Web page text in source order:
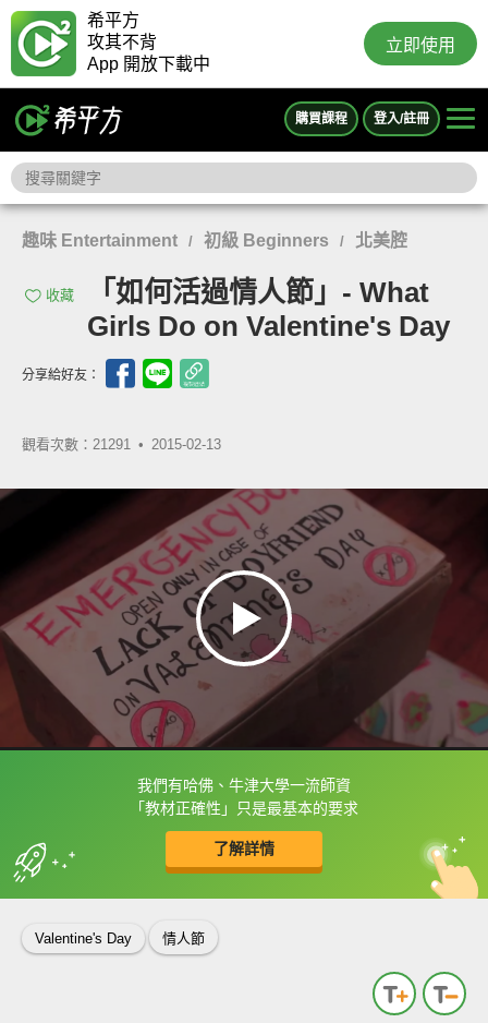
希平方
攻其不背
App 開放下載中
立即使用
購買課程 登入/註冊
趣味 Entertainment / 初級 Beginners / 北美腔
收藏
「如何活過情人節」- What
Girls Do on Valentine's Day
分享給好友：
觀看次數：21291 • 2015-02-13
我們有哈佛、牛津大學一流師資
「教材正確性」只是最基本的要求
了解詳情
框選或點兩下字幕可以直接查字典喔！
收錄佳句 中
英
Valentine's Day 情人節